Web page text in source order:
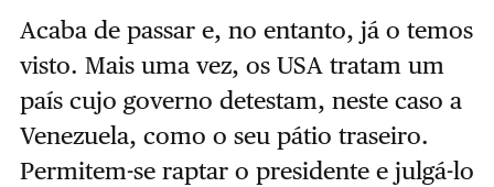
Acaba de passar e, no entanto, já o temos
visto. Mais uma vez, os USA tratam um
país cujo governo detestam, neste caso a
Venezuela, como o seu pátio traseiro.
Permitem-se raptar o presidente e julgá-lo